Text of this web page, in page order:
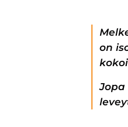
on
Jopa